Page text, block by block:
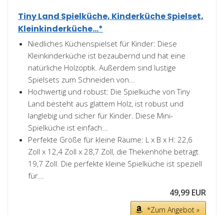
Tiny Land Spielküche, Kinderküche Spielset,
Kleinkinderküche...*
Niedliches Küchenspielset für Kinder: Diese
Kleinkinderküche ist bezaubernd und hat eine
natürliche Holzoptik. Außerdem sind lustige
Spielsets zum Schneiden von...
Hochwertig und robust: Die Spielküche von Tiny
Land besteht aus glattem Holz, ist robust und
langlebig und sicher für Kinder. Diese Mini-
Spielküche ist einfach...
Perfekte Größe für kleine Räume: L x B x H: 22,6
Zoll x 12,4 Zoll x 28,7 Zoll, die Thekenhöhe beträgt
19,7 Zoll. Die perfekte kleine Spielküche ist speziell
für...
49,99 EUR
*Zum Angebot »